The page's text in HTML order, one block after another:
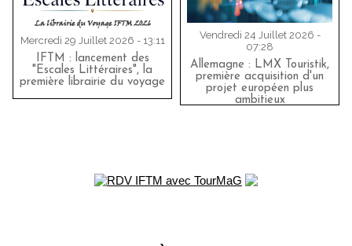
Mercredi 29 Juillet 2026 - 13:11
IFTM : lancement des
"Escales Littéraires", la
première librairie du voyage
Vendredi 24 Juillet 2026 -
07:28
Allemagne : LMX Touristik,
première acquisition d'un
projet européen plus
ambitieux